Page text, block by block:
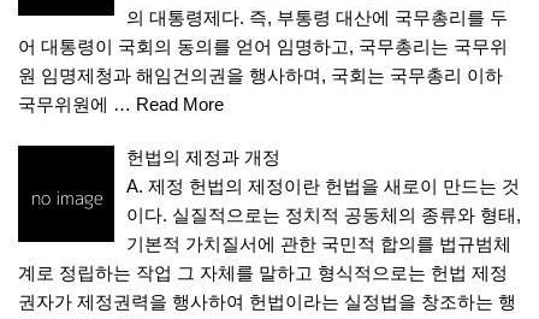
의 대통령제다. 즉, 부통령 대산에 국무총리를 두
어 대통령이 국회의 동의를 얻어 임명하고, 국무총리는 국무위
원 임명제청과 해임건의권을 행사하며, 국회는 국무총리 이하
국무위원에 … Read More
헌법의 제정과 개정
A. 제정 헌법의 제정이란 헌법을 새로이 만드는 것
이다. 실질적으로는 정치적 공동체의 종류와 형태,
기본적 가치질서에 관한 국민적 합의를 법규범체
계로 정립하는 작업 그 자체를 말하고 형식적으로는 헌법 제정
권자가 제정권력을 행사하여 헌법이라는 실정법을 창조하는 행